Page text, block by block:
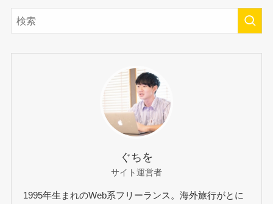
ぐちを
サイト運営者
1995年生まれのWeb系フリーランス。海外旅行がとに